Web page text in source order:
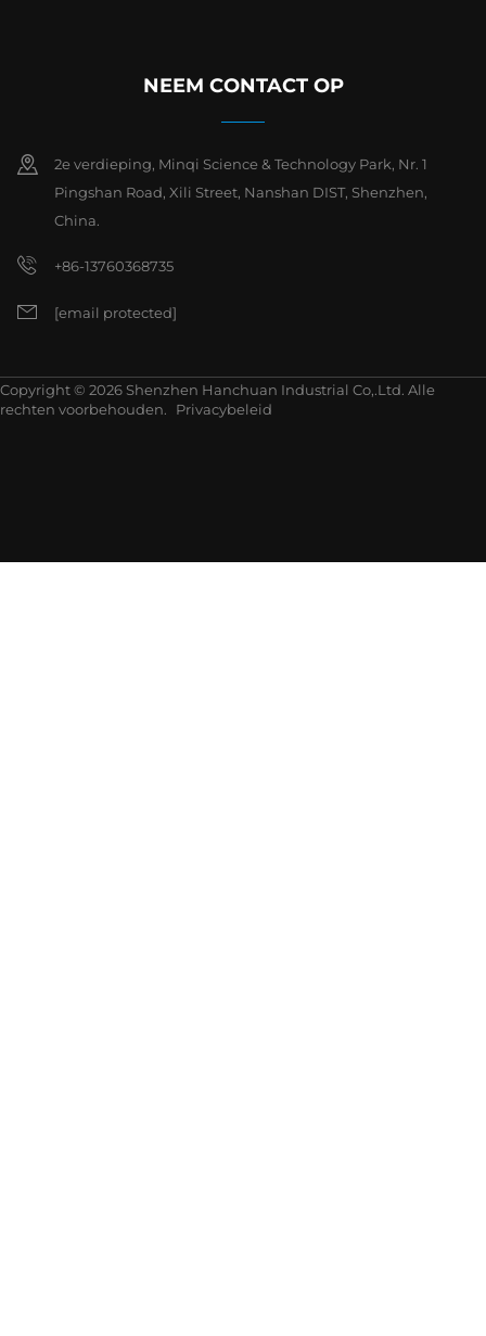
NEEM CONTACT OP
2e verdieping, Minqi Science & Technology Park, Nr. 1
Pingshan Road, Xili Street, Nanshan DIST, Shenzhen,
China.
+86-13760368735
[email protected]
Copyright © 2026 Shenzhen Hanchuan Industrial Co,.Ltd. Alle
rechten voorbehouden.
Privacybeleid